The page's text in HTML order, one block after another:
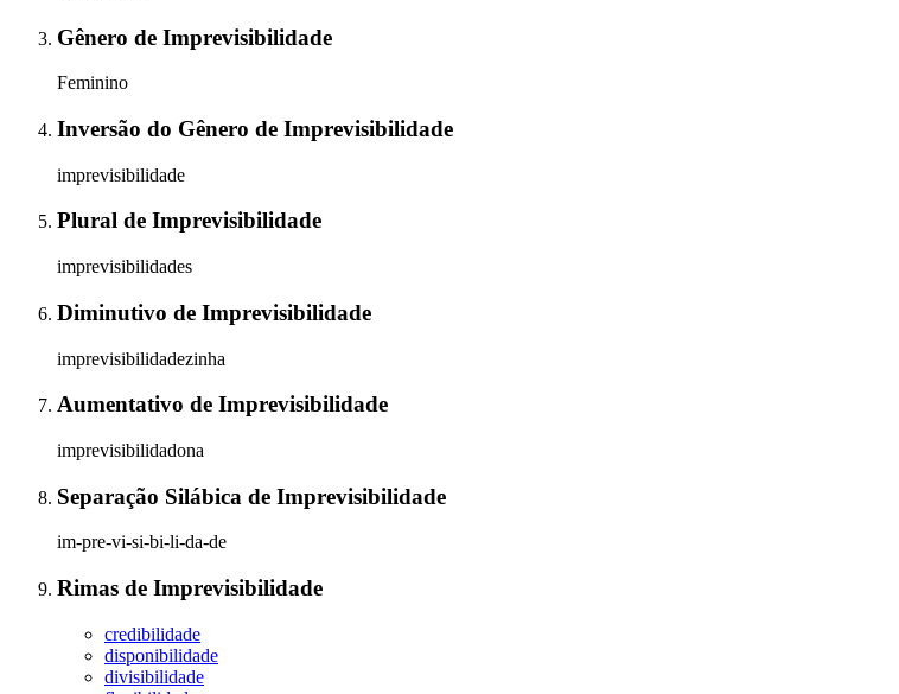
Gênero de Imprevisibilidade
Feminino
Inversão do Gênero de Imprevisibilidade
imprevisibilidade
Plural de Imprevisibilidade
imprevisibilidades
Diminutivo de Imprevisibilidade
imprevisibilidadezinha
Aumentativo de Imprevisibilidade
imprevisibilidadona
Separação Silábica de Imprevisibilidade
im-pre-vi-si-bi-li-da-de
Rimas de Imprevisibilidade
credibilidade
disponibilidade
divisibilidade